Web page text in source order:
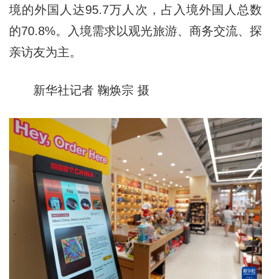
境的外国人达95.7万人次，占入境外国人总数
的70.8%。入境需求以观光旅游、商务交流、探
亲访友为主。
新华社记者 鞠焕宗 摄